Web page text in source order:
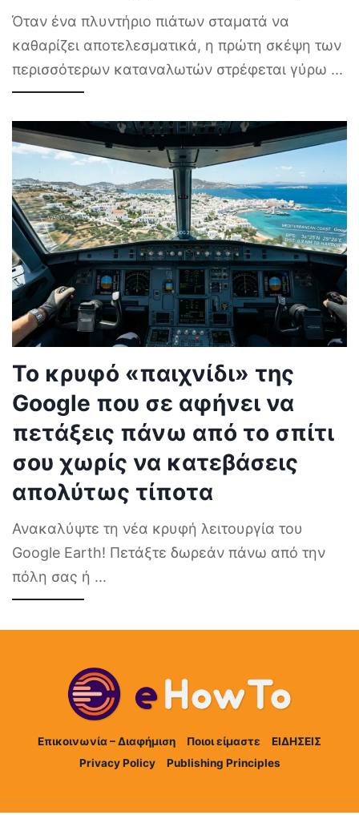
Όταν ένα πλυντήριο πιάτων σταματά να
καθαρίζει αποτελεσματικά, η πρώτη σκέψη των
περισσότερων καταναλωτών στρέφεται γύρω ...
Το κρυφό «παιχνίδι» της
Google που σε αφήνει να
πετάξεις πάνω από το σπίτι
σου χωρίς να κατεβάσεις
απολύτως τίποτα
Ανακαλύψτε τη νέα κρυφή λειτουργία του
Google Earth! Πετάξτε δωρεάν πάνω από την
πόλη σας ή ...
Επικοινωνία – Διαφήμιση Ποιοι είμαστε
ΕΙΔΗΣΕΙΣ
Privacy Policy
Publishing Principles